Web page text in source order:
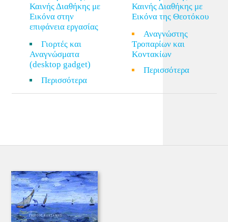
Καινής Διαθήκης με
Εικόνα στην
επιφάνεια εργασίας
Γιορτές και
Αναγνώσματα
(desktop gadget)
Περισσότερα
Καινής Διαθήκης με
Εικόνα της Θεοτόκου
Αναγνώστης
Τροπαρίων και
Κοντακίων
Περισσότερα